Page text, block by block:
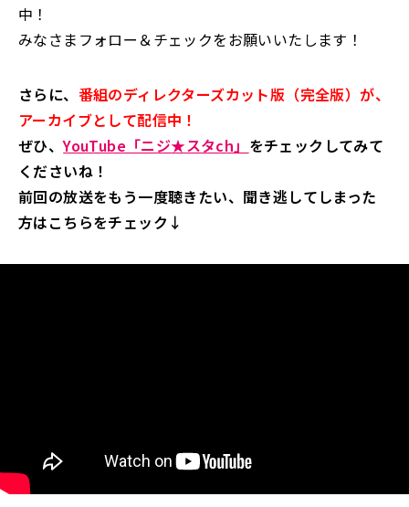
中！
みなさまフォロー＆チェックをお願いいたします！
さらに、 番組のディレクターズカット版（完全版）が、
アーカイブとして配信中！
ぜひ、YouTube「ニジ★スタch」 をチェックしてみて
くださいね！
前回の放送をもう一度聴きたい、聞き逃してしまった
方はこちらをチェック↓